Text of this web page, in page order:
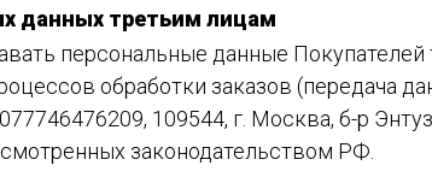
данных третьим лицам
персональные данные
обработки заказов (передача
109544, г. Москва, б-р
законодательством РФ.